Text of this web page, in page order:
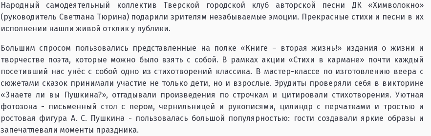
Народный самодеятельный коллектив Тверской городской клуб авторской песни ДК «Химволокно»
(руководитель Светлана Тюрина) подарили зрителям незабываемые эмоции. Прекрасные стихи и песни в их
исполнении нашли живой отклик у публики.
Большим спросом пользовались представленные на полке «Книге – вторая жизнь!» издания о жизни и
творчестве поэта, которые можно было взять с собой. В рамках акции «Стихи в кармане» почти каждый
посетивший нас унёс с собой одно из стихотворений классика. В мастер-классе по изготовлению веера с
сюжетами сказок принимали участие не только дети, но и взрослые. Эрудиты проверяли себя в викторине
«Знаете ли вы Пушкина?», отгадывали произведения по строчкам и цитировали стихотворения. Уютная
фотозона - письменный стол с пером, чернильницей и рукописями, цилиндр с перчатками и тростью и
ростовая фигура А. С. Пушкина - пользовалась большой популярностью: гости создавали яркие образы и
запечатлевали моменты праздника.